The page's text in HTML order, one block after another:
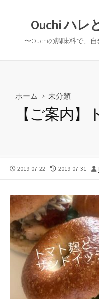
Ouchi ハレ
〜Ouchiの調味料で、
ホーム > 未分類
【ご案内】
公
2019-07-22
最
新
日
2019-07-31